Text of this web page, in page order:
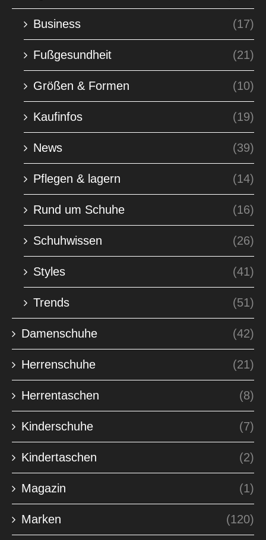
Business (17)
Fußgesundheit (21)
Größen & Formen (10)
Kaufinfos (19)
News (39)
Pflegen & lagern (14)
Rund um Schuhe (16)
Schuhwissen (26)
Styles (41)
Trends (51)
Damenschuhe (42)
Herrenschuhe (21)
Herrentaschen (8)
Kinderschuhe (7)
Kindertaschen (2)
Magazin (1)
Marken (120)